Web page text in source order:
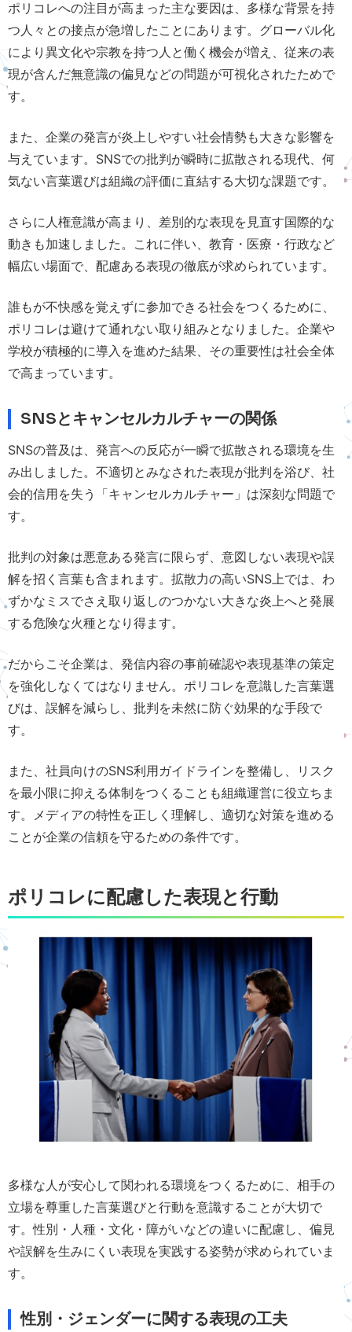
ポリコレへの注目が高まった主な要因は、多様な背景を持
つ人々との接点が急増したことにあります。グローバル化
により異文化や宗教を持つ人と働く機会が増え、従来の表
現が含んだ無意識の偏見などの問題が可視化されたためで
す。
また、企業の発言が炎上しやすい社会情勢も大きな影響を
与えています。SNSでの批判が瞬時に拡散される現代、何
気ない言葉選びは組織の評価に直結する大切な課題です。
さらに人権意識が高まり、差別的な表現を見直す国際的な
動きも加速しました。これに伴い、教育・医療・行政など
幅広い場面で、配慮ある表現の徹底が求められています。
誰もが不快感を覚えずに参加できる社会をつくるために、
ポリコレは避けて通れない取り組みとなりました。企業や
学校が積極的に導入を進めた結果、その重要性は社会全体
で高まっています。
SNSとキャンセルカルチャーの関係
SNSの普及は、発言への反応が一瞬で拡散される環境を生
み出しました。不適切とみなされた表現が批判を浴び、社
会的信用を失う「キャンセルカルチャー」は深刻な問題で
す。
批判の対象は悪意ある発言に限らず、意図しない表現や誤
解を招く言葉も含まれます。拡散力の高いSNS上では、わ
ずかなミスでさえ取り返しのつかない大きな炎上へと発展
する危険な火種となり得ます。
だからこそ企業は、発信内容の事前確認や表現基準の策定
を強化しなくてはなりません。ポリコレを意識した言葉選
びは、誤解を減らし、批判を未然に防ぐ効果的な手段で
す。
また、社員向けのSNS利用ガイドラインを整備し、リスク
を最小限に抑える体制をつくることも組織運営に役立ちま
す。メディアの特性を正しく理解し、適切な対策を進める
ことが企業の信頼を守るための条件です。
ポリコレに配慮した表現と行動
多様な人が安心して関われる環境をつくるために、相手の
立場を尊重した言葉選びと行動を意識することが大切で
す。性別・人種・文化・障がいなどの違いに配慮し、偏見
や誤解を生みにくい表現を実践する姿勢が求められていま
す。
性別・ジェンダーに関する表現の工夫